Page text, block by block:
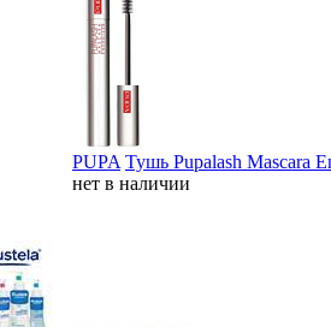
PUPA Тушь Pupalash Mascara
нет в наличии